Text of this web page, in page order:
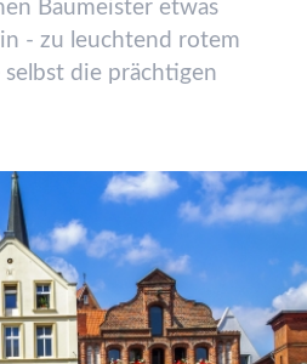
Baumeister etwas
- zu leuchtend rotem
selbst die prächtigen